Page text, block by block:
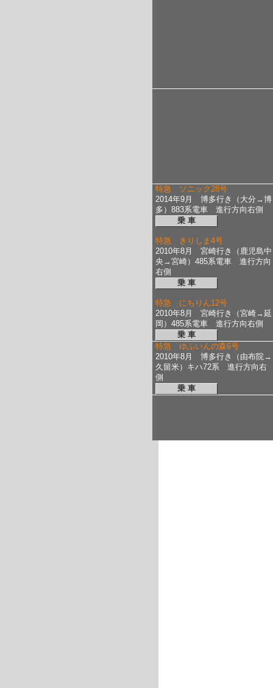
特急 ソニック28号
2014年9月 博多行き（大分→博
多）883系電車 進行方向右側
乗 車
特急 きりしま4号
2010年8月 宮崎行き（鹿児島中
央→宮崎）485系電車 進行方向
右側
乗 車
特急 にちりん12号
2010年8月 宮崎行き（宮崎→延
岡）485系電車 進行方向右側
乗 車
特急 ゆふいんの森6号
2010年8月 博多行き（由布院→
久留米）キハ72系 進行方向右
側
乗 車